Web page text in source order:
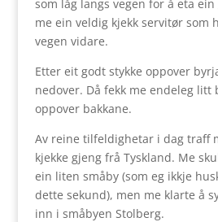
som låg langs vegen for å eta
me ein veldig kjekk servitør som
vegen vidare.
Etter eit godt stykke oppover
nedover. Då fekk me endeleg litt
oppover bakkane.
Av reine tilfeldighetar i dag traff
kjekke gjeng frå Tyskland. Me
ein liten småby (som eg ikkje
dette sekund), men me klarte å
inn i småbyen Stolberg.